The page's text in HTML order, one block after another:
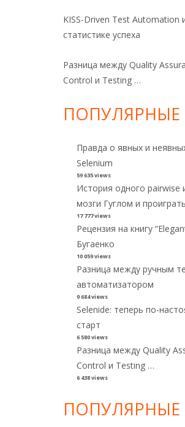
KISS-Driven Test Automation
статистике успеха
Разница между Quality
Control и Testing …
ПОПУЛЯРНЫЕ
Правда о явных и
Selenium
59 635 views
История одного pairwise
мозги Гуглом и проиграть
17 777 views
Рецензия на книгу
Бугаенко
10 059 views
Разница между ручным
автоматизатором
9 684 views
Selenide: теперь по-
старт
6 580 views
Разница между Quality
Control и Testing …
6 438 views
ПОПУЛЯРНЫЕ